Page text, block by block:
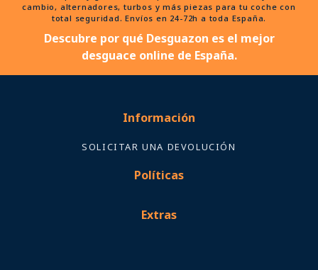
Descubre por qué Desguazon es el mejor
desguace online de España.
SOLICITAR UNA DEVOLUCIÓN
Políticas